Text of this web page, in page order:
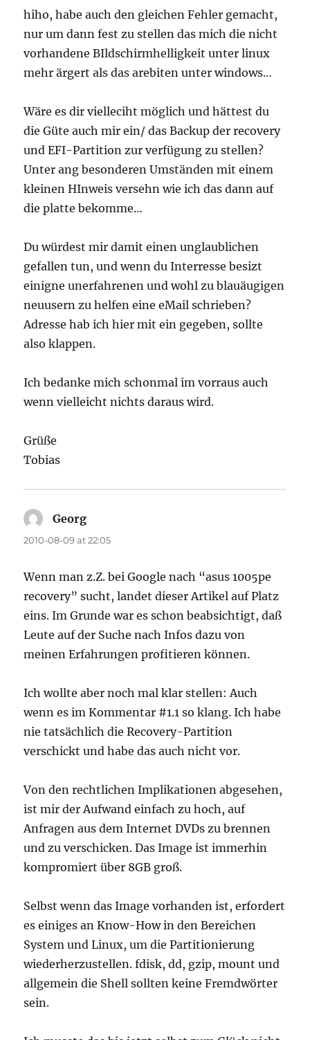
hiho, habe auch den gleichen Fehler gemacht,
nur um dann fest zu stellen das mich die nicht
vorhandene BIldschirmhelligkeit unter linux
mehr ärgert als das arebiten unter windows…
Wäre es dir vielleciht möglich und hättest du
die Güte auch mir ein/ das Backup der recovery
und EFI-Partition zur verfügung zu stellen?
Unter ang besonderen Umständen mit einem
kleinen HInweis versehn wie ich das dann auf
die platte bekomme…
Du würdest mir damit einen unglaublichen
gefallen tun, und wenn du Interresse besizt
einigne unerfahrenen und wohl zu blauäugigen
neuusern zu helfen eine eMail schrieben?
Adresse hab ich hier mit ein gegeben, sollte
also klappen.
Ich bedanke mich schonmal im vorraus auch
wenn vielleicht nichts daraus wird.
Grüße
Tobias
Georg
2010-08-09 at 22:05
Wenn man z.Z. bei Google nach “asus 1005pe
recovery” sucht, landet dieser Artikel auf Platz
eins. Im Grunde war es schon beabsichtigt, daß
Leute auf der Suche nach Infos dazu von
meinen Erfahrungen profitieren können.
Ich wollte aber noch mal klar stellen: Auch
wenn es im Kommentar #1.1 so klang. Ich habe
nie tatsächlich die Recovery-Partition
verschickt und habe das auch nicht vor.
Von den rechtlichen Implikationen abgesehen,
ist mir der Aufwand einfach zu hoch, auf
Anfragen aus dem Internet DVDs zu brennen
und zu verschicken. Das Image ist immerhin
kompromiert über 8GB groß.
Selbst wenn das Image vorhanden ist, erfordert
es einiges an Know-How in den Bereichen
System und Linux, um die Partitionierung
wiederherzustellen. fdisk, dd, gzip, mount und
allgemein die Shell sollten keine Fremdwörter
sein.